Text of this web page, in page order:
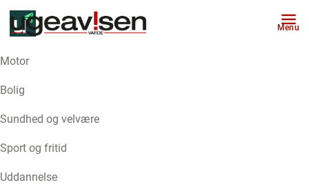
Menu
Motor
Bolig
Sundhed og velvære
Sport og fritid
Uddannelse